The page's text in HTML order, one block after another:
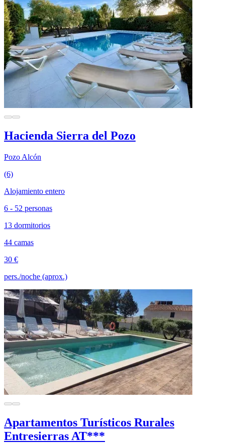
Hacienda Sierra del Pozo
Pozo Alcón
(6)
Alojamiento entero
6 - 52 personas
13 dormitorios
44 camas
30 €
pers./noche (aprox.)
Apartamentos Turísticos Rurales
Entresierras AT***